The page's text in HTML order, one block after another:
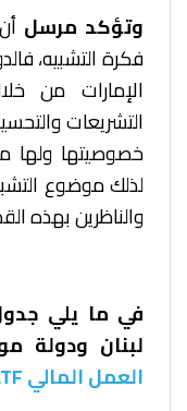
وتؤكد مرسل
فكرة التشبيه،
الإمارات من
التشريعات
خصوصيتها ولها
لذلك موضوع
والناظرين بهذه
في ما يلي
لبنان ودولة
العمل المالي FATF